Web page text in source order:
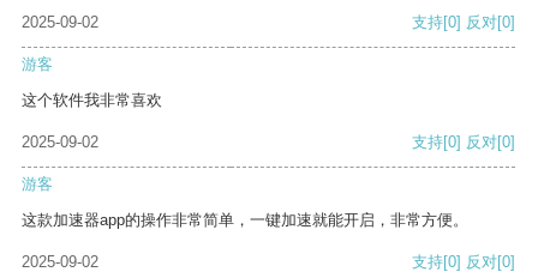
2025-09-02
支持[0] 反对[0]
游客
这个软件我非常喜欢
2025-09-02 支持[0] 反对[0]
游客
这款加速器app的操作非常简单，一键加速就能开启，非常方便。
2025-09-02 支持[0] 反对[0]